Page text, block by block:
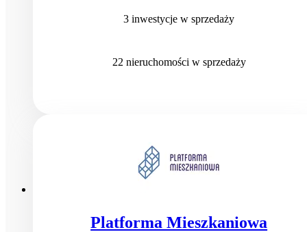
3 inwestycje w sprzedaży
22 nieruchomości w sprzedaży
Platforma Mieszkaniowa